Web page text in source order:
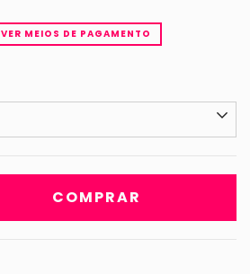
VER MEIOS DE PAGAMENTO